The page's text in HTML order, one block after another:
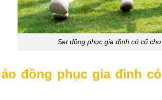
Set đồng phục gia đình có cổ
áo đồng phục gia đình